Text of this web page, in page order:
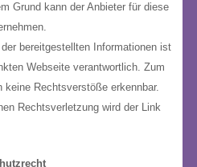
Grund kann der Anbieter für diese
bereitgestellten Informationen ist
Webseite verantwortlich. Zum
keine Rechtsverstöße erkennbar.
Rechtsverletzung wird der Link